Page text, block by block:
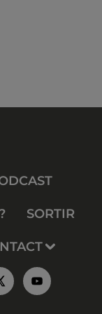
SORTIR